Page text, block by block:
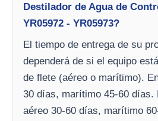
Destilador de Agua de
YR05972 - YR05973?
El tiempo de entrega de su
dependerá de si el equipo
de flete (aéreo o marítimo).
30 días, marítimo 45-60 días.
aéreo 30-60 días, marítimo